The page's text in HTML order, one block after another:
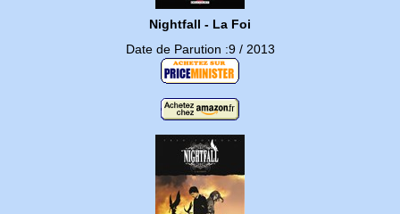
Nightfall - La Foi
Date de Parution :9 / 2013